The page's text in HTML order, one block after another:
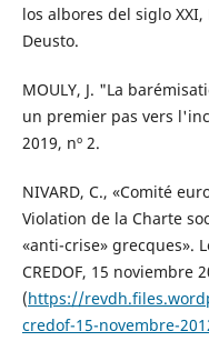
los albores del siglo
Deusto.
MOULY, J. "La
un premier pas vers
2019, nº 2.
NIVARD, C., «Comité
Violation de la Charte
«anti-crise» grecques».
CREDOF, 15 noviembre
(https://
credof-15-novembre-